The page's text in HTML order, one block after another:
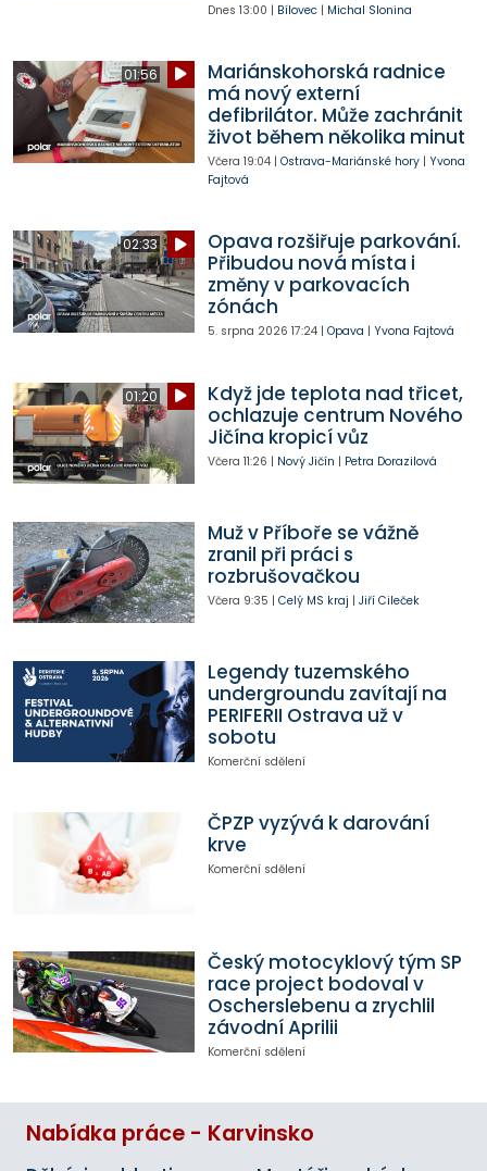
Dnes 13:00 | Bílovec| Michal Slonina
01:56
Mariánskohorská radnice
má nový externí
defibrilátor. Může zachránit
život během několika minut
Včera 19:04| Ostrava-Mariánské hory| Yvona
Fajtová
02:33
Opava rozšiřuje parkování.
Přibudou nová místa i
změny v parkovacích
zónách
5. srpna 2026 17:24| Opava | Yvona Fajtová
01:20
Když jde teplota nad třicet,
ochlazuje centrum Nového
Jičína kropicí vůz
Včera 11:26 | Nový Jičín | Petra Dorazilová
Muž v Příboře se vážně
zranil při práci s
rozbrušovačkou
Včera 9:35 | Celý MS kraj | Jiří Cileček
Legendy tuzemského
undergroundu zavítají na
PERIFERII Ostrava už v
sobotu
Komerční sdělení
ČPZP vyzývá k darování
krve
Komerční sdělení
Český motocyklový tým SP
race project bodoval v
Oscherslebenu a zrychlil
závodní Aprilii
Komerční sdělení
Nabídka práce - Karvinsko